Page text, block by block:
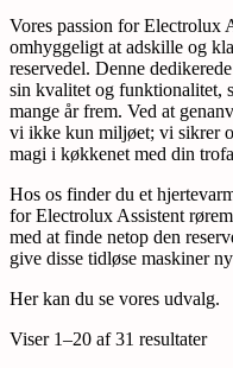
Vores passion for Electrolux
omhyggeligt at adskille og
reservedel. Denne
sin kvalitet og funktionalitet,
mange år frem. Ved at
vi ikke kun miljøet; vi sikrer
magi i køkkenet med din
Hos os finder du et
for Electrolux Assistent
med at finde netop den
give disse tidløse maskiner
Her kan du se vores udvalg.
Viser 1–20 af 31 resultater